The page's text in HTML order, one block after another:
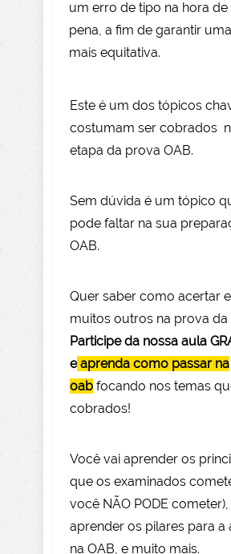
um erro de tipo na hora de
pena, a fim de garantir
mais equitativa.
Este é um dos tópicos
costumam ser cobrados
etapa da prova OAB.
Sem dúvida é um tópico
pode faltar na sua
OAB.
Quer saber como acertar
muitos outros na prova da
Participe da nossa aula
e aprenda como passar na
oab focando nos temas
cobrados!
Você vai aprender os
que os examinados
você NÃO PODE com
aprender os pilares para a
na OAB, e muito mais.